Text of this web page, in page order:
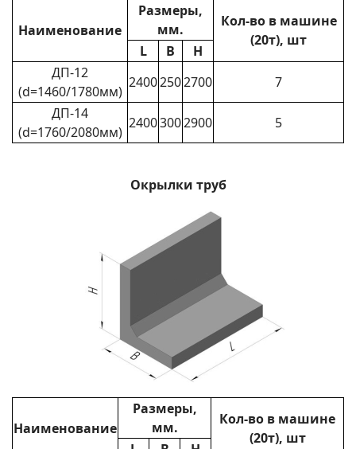
Наименование
Размеры,
мм.
Кол-во в машине
(20т), шт
L B
H
ДП-12
(d=1460/1780мм)
24002502700
7
ДП-14
(d=1760/2080мм)
24003002900 5
Окрылки труб
Наименование
Размеры,
мм.
Кол-во в машине
(20т), шт